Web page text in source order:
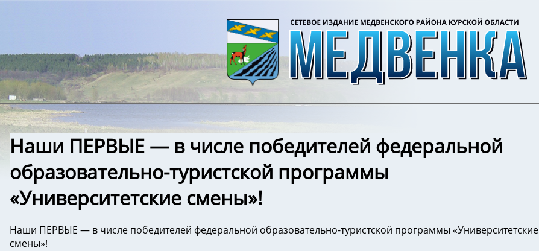
Наши ПЕРВЫЕ — в числе победителей федеральной
образовательно-туристской программы
«Университетские смены»!
Наши ПЕРВЫЕ — в числе победителей федеральной образовательно-туристской программы «Университетские
смены»!